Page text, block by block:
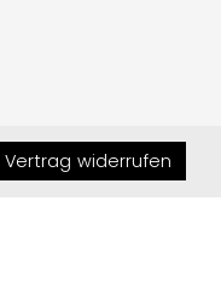
Vertrag widerrufen